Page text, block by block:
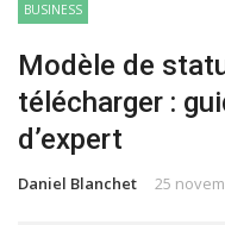
BUSINESS
Modèle de
télécharger :
d’expert
Daniel Blanchet 25